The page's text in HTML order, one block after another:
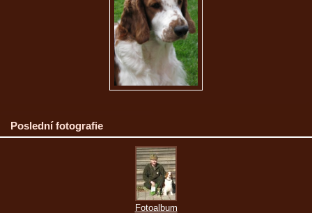
Poslední fotografie
Fotoalbum